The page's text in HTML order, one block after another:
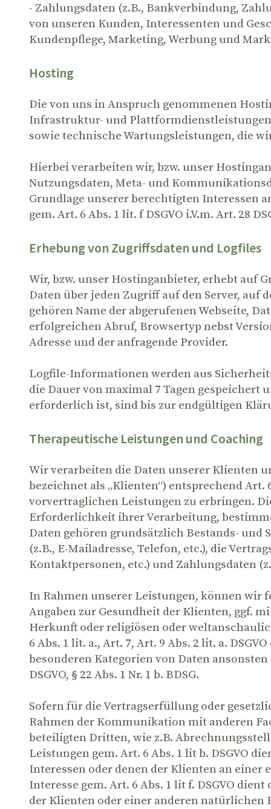
- Zahlungsdaten (z.B., Bankverbindung,
von unseren Kunden, Interessenten und
Kundenpflege, Marketing, Werbung und
Hosting
Die von uns in Anspruch genommenen
Infrastruktur- und
sowie technische Wartungsleistungen, die
Hierbei verarbeiten wir, bzw. unser
Nutzungsdaten, Meta- und
Grundlage unserer berechtigten Interessen
gem. Art. 6 Abs. 1 lit. f DSGVO i.V.m. Art. 28
Erhebung von Zugriffsdaten und Logfiles
Wir, bzw. unser Hostinganbieter, erhebt auf
Daten über jeden Zugriff auf den Server, auf
gehören Name der abgerufenen Webseite,
erfolgreichen Abruf, Browsertyp nebst
Adresse und der anfragende Provider.
Logfile-Informationen werden aus
die Dauer von maximal 7 Tagen gespeichert
erforderlich ist, sind bis zur endgültigen
Therapeutische Leistungen und Coaching
Wir verarbeiten die Daten unserer Klienten
bezeichnet als „Klienten“) entsprechend Art.
vorvertraglichen Leistungen zu erbringen.
Erforderlichkeit ihrer Verarbeitung,
Daten gehören grundsätzlich Bestands- und
(z.B., E-Mailadresse, Telefon, etc.), die
Kontaktpersonen, etc.) und Zahlungsdaten
In Rahmen unserer Leistungen, können wir
Angaben zur Gesundheit der Klienten, ggf.
Herkunft oder religiösen oder
6 Abs. 1 lit. a., Art. 7, Art. 9 Abs. 2 lit. a.
besonderen Kategorien von Daten
DSGVO, § 22 Abs. 1 Nr. 1 b. BDSG.
Sofern für die Vertragserfüllung oder
Rahmen der Kommunikation mit anderen
beteiligten Dritten, wie z.B.
Leistungen gem. Art. 6 Abs. 1 lit b. DSGVO
Interessen oder denen der Klienten an
Interesse gem. Art. 6 Abs. 1 lit f. DSGVO
der Klienten oder einer anderen natürlichen